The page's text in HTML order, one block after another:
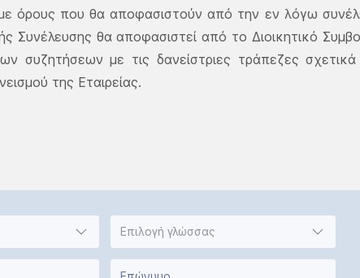
όρους που θα αποφασιστούν από την εν λόγω
Συνέλευσης θα αποφασιστεί από το Διοικητικό
συζητήσεων με τις δανείστριες τράπεζες
της Εταιρείας.
Επιλογή γλώσσας